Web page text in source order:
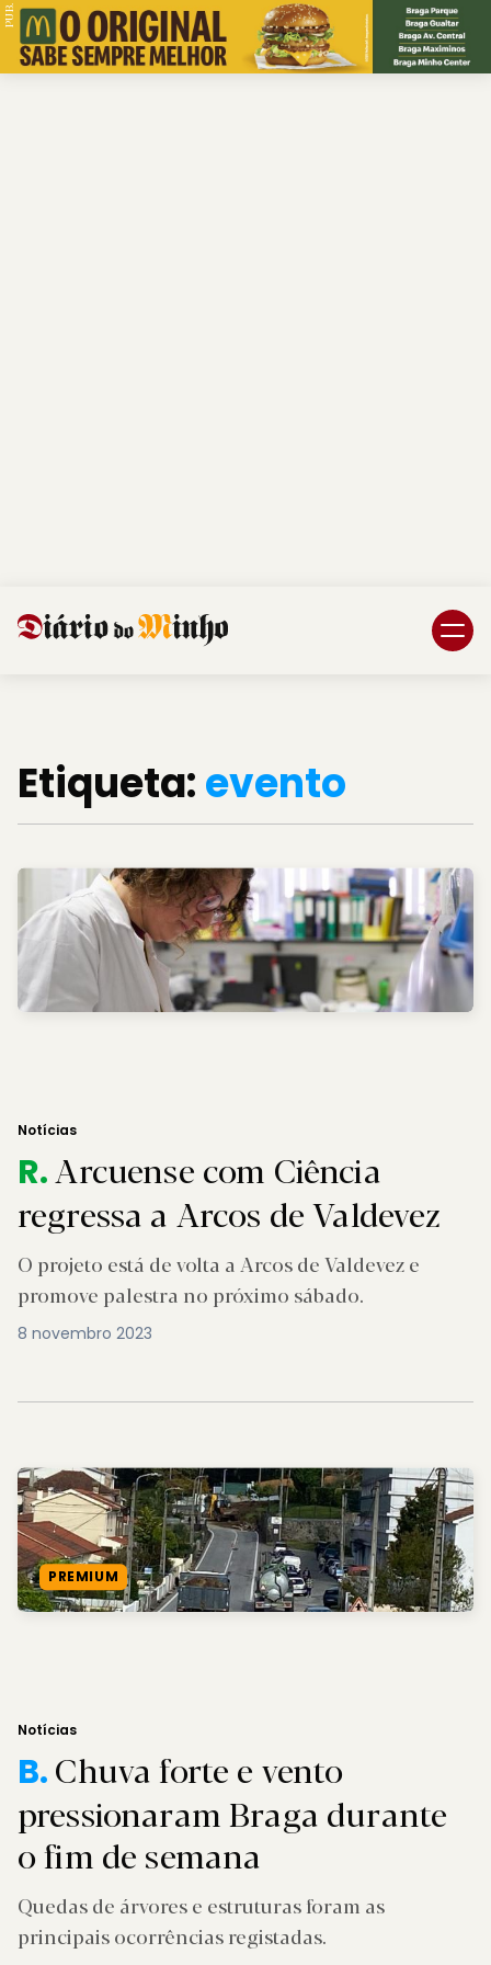
PUB.
Etiqueta:evento
Notícias
R.Arcuense com Ciência
regressa a Arcos de Valdevez
O projeto está de volta a Arcos de Valdevez e
promove palestra no próximo sábado.
8 novembro 2023
PREMIUM
Notícias
B.Chuva forte e vento
pressionaram Braga durante
o fim de semana
Quedas de árvores e estruturas foram as
principais ocorrências registadas.